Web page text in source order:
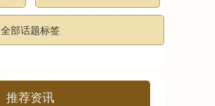
全部话题标签
推荐资讯